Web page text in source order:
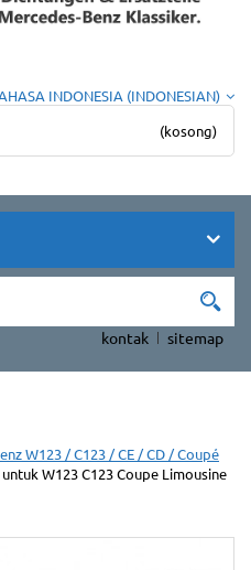
INDONESIA (INDONESIAN)
(kosong)
kontak sitemap
W123 / C123 / CE / CD / Coupé
W123 C123 Coupe Limousine